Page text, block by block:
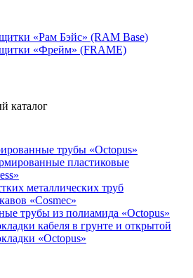
«Рам Бэйс» (RAM Base)
«Фрейм» (FRAME)
каталог
трубы «Octopus»
пластиковые
металлических труб
«Cosmec»
трубы из полиамида «Octopus»
кабеля в грунте и открытой
«Octopus»